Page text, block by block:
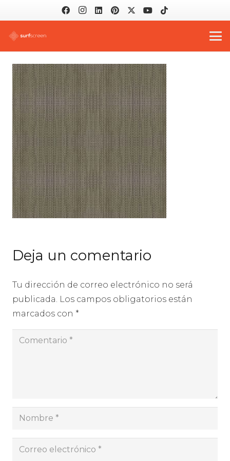
Deja un comentario
Tu dirección de correo electrónico no será
publicada. Los campos obligatorios están
marcados con *